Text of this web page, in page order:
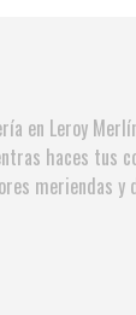
en Leroy
haces tus
meriendas y